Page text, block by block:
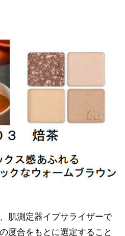
肌測定器イプサライザーで
度合をもとに選定すること